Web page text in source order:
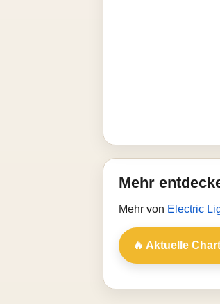
Mehr
Mehr von Electric
🔥 Aktuelle